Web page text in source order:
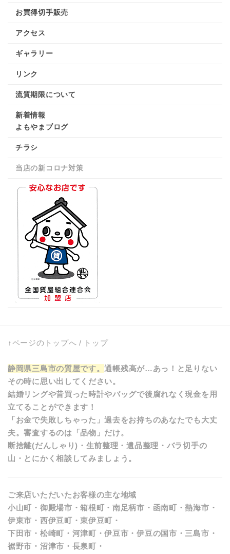
お買得切手販売
アクセス
ギャラリー
リンク
流質期限について
新着情報
よもやまブログ
チラシ
当店の新コロナ対策
↑ページのトップへ / トップ
静岡県三島市の質屋です。通帳残高が…あっ！と足りない
その時に思い出してください。
結婚リングや昔買った時計やバッグで後腐れなく現金を用
立てることができます！
「お金で失敗しちゃった」過去をお持ちのあなたでも大丈
夫。審査するのは「品物」だけ。
断捨離(だんしゃり)・生前整理・遺品整理・バラ切手の
山・とにかく相談してみましょう。
ご来店いただいたお客様の主な地域
小山町・御殿場市・箱根町・南足柄市・函南町・熱海市・
伊東市・西伊豆町・東伊豆町・
下田市・松崎町・河津町・伊豆市・伊豆の国市・三島市・
裾野市・沼津市・長泉町・